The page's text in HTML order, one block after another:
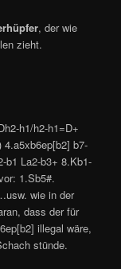
, der wie
zieht.
h1/h2-h1=D+
b7-
b1 La2-b3+ 8.Kb1-
1.Sb5#.
wie in der
dass der für
illegal wäre,
stünde.